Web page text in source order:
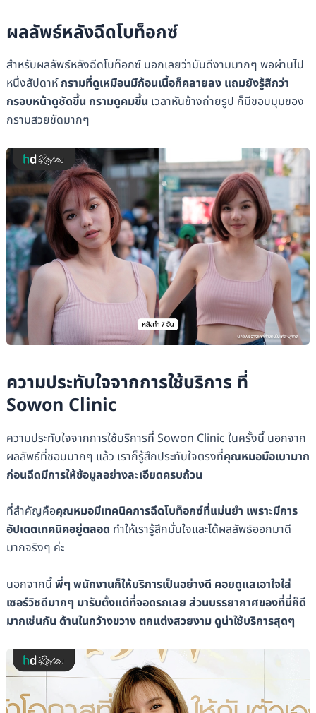
ผลลัพธ์หลังฉีดโบท็อกซ์
สำหรับผลลัพธ์หลังฉีดโบท็อกซ์ บอกเลยว่ามันดีงามมากๆ พอผ่านไป
หนึ่งสัปดาห์กรามที่ดูเหมือนมีก้อนเนื้อก็คลายลง แถมยังรู้สึกว่า
กรอบหน้าดูชัดขึ้น กรามดูคมขึ้น เวลาหันข้างถ่ายรูป ก็มีขอบมุมของ
กรามสวยชัดมากๆ
ความประทับใจจากการใช้บริการ ที่
Sowon Clinic
ความประทับใจจากการใช้บริการที่ Sowon Clinic ในครั้งนี้ นอกจาก
ผลลัพธ์ที่ชอบมากๆ แล้ว เราก็รู้สึกประทับใจตรงที่คุณหมอมือเบามาก
ก่อนฉีดมีการให้ข้อมูลอย่างละเอียดครบถ้วน
ที่สำคัญคือคุณหมอมีเทคนิคการฉีดโบท็อกซ์ที่แม่นยำ เพราะมีการ
อัปเดตเทคนิคอยู่ตลอด ทำให้เรารู้สึกมั่นใจและได้ผลลัพธ์ออกมาดี
มากจริงๆ ค่ะ
นอกจากนี้พี่ๆ พนักงานก็ให้บริการเป็นอย่างดี คอยดูแลเอาใจใส่
เซอร์วิชดีมากๆ มารับตั้งแต่ที่จอดรถเลย ส่วนบรรยากาศของที่นี่ก็ดี
มากเช่นกัน ด้านในกว้างขวาง ตกแต่งสวยงาม ดูน่าใช้บริการสุดๆ